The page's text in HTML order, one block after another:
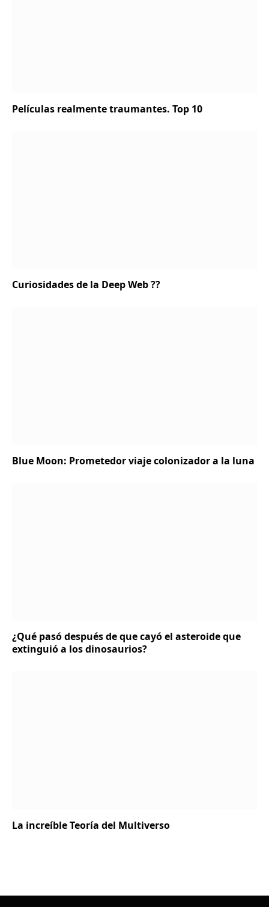
Películas realmente traumantes. Top 10
Curiosidades de la Deep Web ?‍?
Blue Moon: Prometedor viaje colonizador a la luna
¿Qué pasó después de que cayó el asteroide que
extinguió a los dinosaurios?
La increíble Teoría del Multiverso